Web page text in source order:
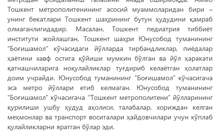
Тошкент метрополитенининг асосий муаммоларидан бири –
унинг бекатлари Тошкент шаҳрининг бутун ҳудудини қамраб
олмаганлигидадир. Масалан, Тошкент педиатрия тиббиёт
институти жойлашган, Тошкент шаҳри Юнусобод туманининг
“Боғишамол” кўчасидаги йўлларда тирбандликлар, пиёдалар
ҳаётини хавф остига қўйиши мумкин бўлган ва йўл ҳаракати
қатнашчиларига ноқулайликлар туғдириб келаётган ҳолатлар
доим учрайди. Юнусобод туманининг “Боғишамол” кўчасигача
эса метро йўллари етиб келмаган. Юнусобод туманининг
“Боғишамол” кўчасигача “Тошкент метрополитени” йўлларининг
қурилиши ушбу ҳудуд аҳолиси, талабалар, хориждан келган
меҳмонлар ва транспорт воситалари ҳайдовчилари учун кўплаб
қулайликларни яратган бўлар эди.